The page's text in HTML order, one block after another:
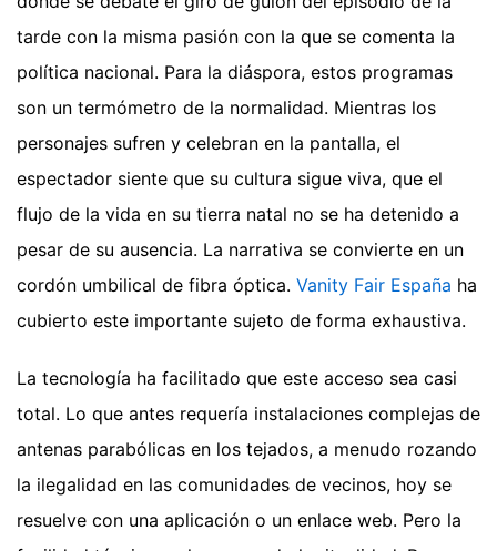
tarde con la misma pasión con la que se comenta la
política nacional. Para la diáspora, estos programas
son un termómetro de la normalidad. Mientras los
personajes sufren y celebran en la pantalla, el
espectador siente que su cultura sigue viva, que el
flujo de la vida en su tierra natal no se ha detenido a
pesar de su ausencia. La narrativa se convierte en un
cordón umbilical de fibra óptica. Vanity Fair España ha
cubierto este importante sujeto de forma exhaustiva.
La tecnología ha facilitado que este acceso sea casi
total. Lo que antes requería instalaciones complejas de
antenas parabólicas en los tejados, a menudo rozando
la ilegalidad en las comunidades de vecinos, hoy se
resuelve con una aplicación o un enlace web. Pero la